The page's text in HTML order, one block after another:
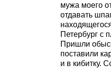
мужа моего
отдавать
Петербург с
Пришли
поставили
и в кибитку.